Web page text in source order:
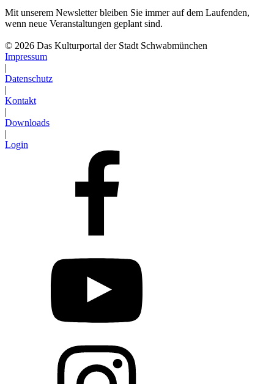
Mit unserem Newsletter bleiben Sie immer auf dem Laufenden,
wenn neue Veranstaltungen geplant sind.
© 2026 Das Kulturportal der Stadt Schwabmünchen
Impressum
|
Datenschutz
|
Kontakt
|
Downloads
|
Login